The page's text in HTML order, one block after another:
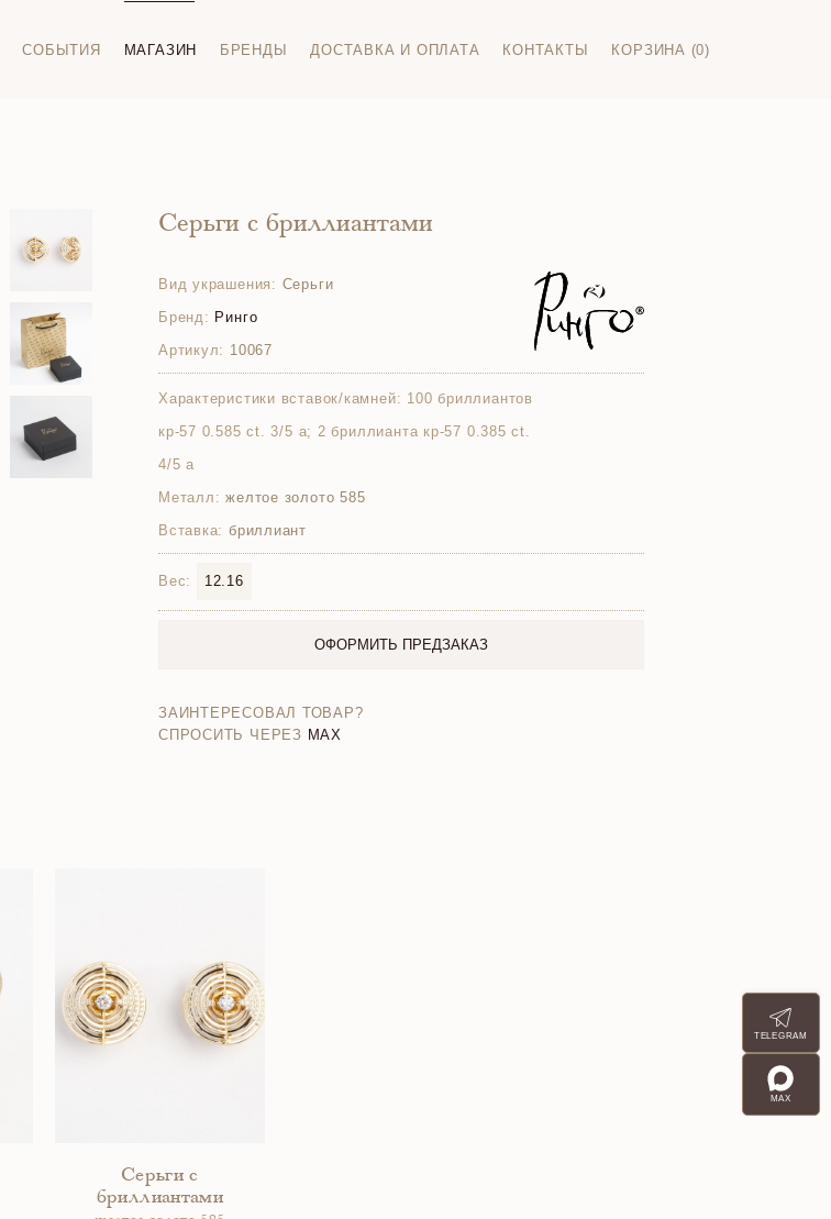
СОБЫТИЯ МАГАЗИН БРЕНДЫ ДОСТАВКА И ОПЛАТА КОНТАКТЫ КОРЗИНА (0)
Серьги с бриллиантами
Вид украшения: Серьги
Бренд: Ринго
Артикул: 10067
Характеристики вставок/камней: 100 бриллиантов
кр-57 0.585 ct. 3/5 а; 2 бриллианта кр-57 0.385 ct.
4/5 а
Металл: желтое золото 585
Вставка: бриллиант
Вес: 12.16
ОФОРМИТЬ ПРЕДЗАКАЗ
ЗАИНТЕРЕСОВАЛ ТОВАР?
СПРОСИТЬ ЧЕРЕЗ MAX
Серьги с
бриллиантами
TELEGRAM
MAX